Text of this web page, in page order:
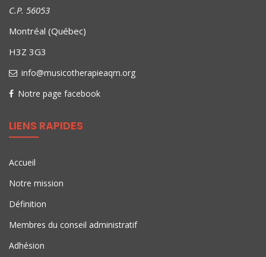
C.P. 56053
Montréal (Québec)
H3Z 3G3
info@musicotherapieaqm.org
Notre page facebook
LIENS RAPIDES
Accueil
Notre mission
Définition
Membres du conseil administratif
Adhésion